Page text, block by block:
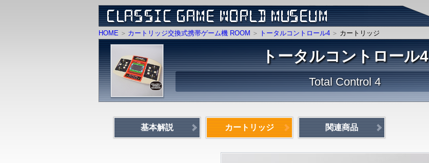
HOME カートリッジ交換式携帯ゲーム機 ROOM トータルコントロール4 カートリッジ
トータルコントロール4
Total Control 4
基本解説 カートリッジ 関連商品